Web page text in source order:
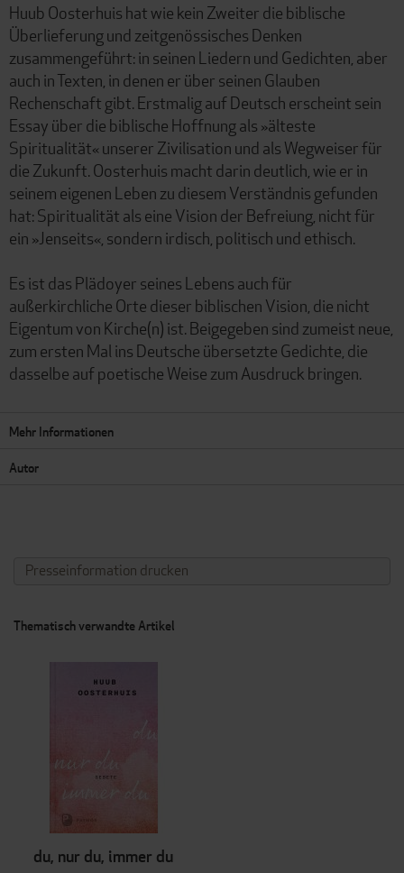
Huub Oosterhuis hat wie kein Zweiter die biblische
Überlieferung und zeitgenössisches Denken
zusammengeführt: in seinen Liedern und Gedichten, aber
auch in Texten, in denen er über seinen Glauben
Rechenschaft gibt. Erstmalig auf Deutsch erscheint sein
Essay über die biblische Hoffnung als »älteste
Spiritualität« unserer Zivilisation und als Wegweiser für
die Zukunft. Oosterhuis macht darin deutlich, wie er in
seinem eigenen Leben zu diesem Verständnis gefunden
hat: Spiritualität als eine Vision der Befreiung, nicht für
ein »Jenseits«, sondern irdisch, politisch und ethisch.
Es ist das Plädoyer seines Lebens auch für
außerkirchliche Orte dieser biblischen Vision, die nicht
Eigentum von Kirche(n) ist. Beigegeben sind zumeist neue,
zum ersten Mal ins Deutsche übersetzte Gedichte, die
dasselbe auf poetische Weise zum Ausdruck bringen.
Mehr Informationen
Autor
Presseinformation drucken
Thematisch verwandte Artikel
du, nur du, immer du